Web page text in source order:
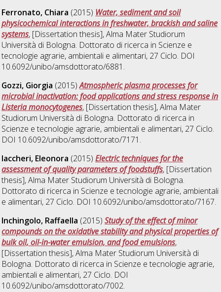
Ferronato, Chiara (2015) Water, sediment and soil
physicochemical interactions in freshwater, brackish and saline
systems, [Dissertation thesis], Alma Mater Studiorum
Università di Bologna. Dottorato di ricerca in Scienze e
tecnologie agrarie, ambientali e alimentari, 27 Ciclo. DOI
10.6092/unibo/amsdottorato/6881.
Gozzi, Giorgia (2015)Atmospheric plasma processes for
microbial inactivation: food applications and stress response in
Listeria monocytogenes, [Dissertation thesis], Alma Mater
Studiorum Università di Bologna. Dottorato di ricerca in
Scienze e tecnologie agrarie, ambientali e alimentari, 27 Ciclo.
DOI 10.6092/unibo/amsdottorato/7171.
Iaccheri, Eleonora (2015)Electric techniques for the
assessment of quality parameters of foodstuffs, [Dissertation
thesis], Alma Mater Studiorum Università di Bologna.
Dottorato di ricerca in Scienze e tecnologie agrarie, ambientali
e alimentari, 27 Ciclo. DOI 10.6092/unibo/amsdottorato/7167.
Inchingolo, Raffaella (2015)Study of the effect of minor
compounds on the oxidative stability and physical properties of
bulk oil, oil-in-water emulsion, and food emulsions,
[Dissertation thesis], Alma Mater Studiorum Università di
Bologna. Dottorato di ricerca in Scienze e tecnologie agrarie,
ambientali e alimentari, 27 Ciclo. DOI
10.6092/unibo/amsdottorato/7002.